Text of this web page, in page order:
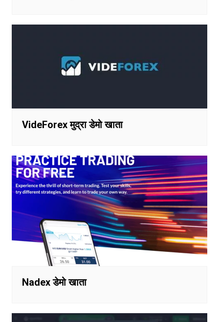
VideForex मुद्रा डेमो खाता
Nadex डेमो खाता